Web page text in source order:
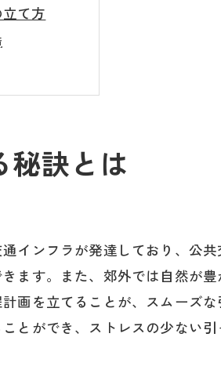
て方
法
法
テム
術
成
用法
秘訣とは
インフラが発達しており、公
ます。また、郊外では自然が豊
画を立てることが、スムーズ
とができ、ストレスの少ない